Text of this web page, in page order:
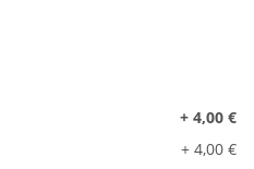
+ 4,00 €
+ 4,00 €